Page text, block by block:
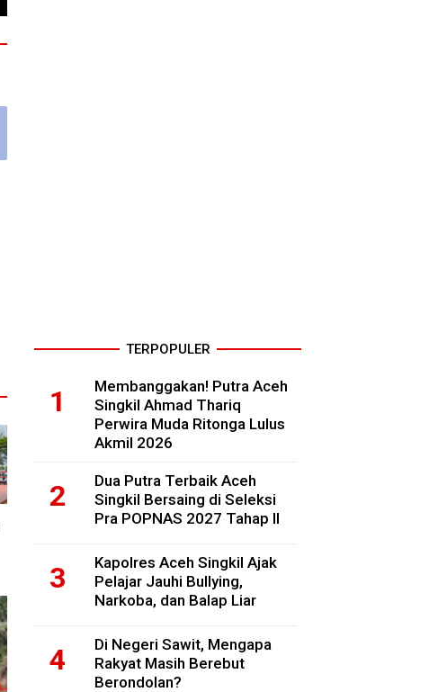
TERPOPULER
Membanggakan! Putra Aceh
Singkil Ahmad Thariq
Perwira Muda Ritonga Lulus
Akmil 2026
Dua Putra Terbaik Aceh
Singkil Bersaing di Seleksi
Pra POPNAS 2027 Tahap II
Kapolres Aceh Singkil Ajak
Pelajar Jauhi Bullying,
Narkoba, dan Balap Liar
Di Negeri Sawit, Mengapa
Rakyat Masih Berebut
Berondolan?